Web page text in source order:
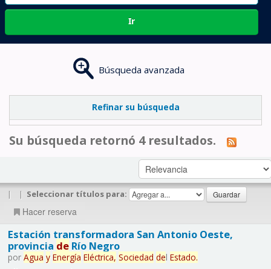
Ir
Búsqueda avanzada
Refinar su búsqueda
Su búsqueda retornó 4 resultados.
| | Seleccionar títulos para:
Hacer reserva
Estación transformadora San Antonio Oeste,
provincia deRío Negro
por Agua y Energía Eléctrica, Sociedad del Estado.